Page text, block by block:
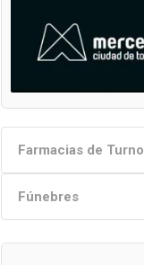
Farmacias de Turno
Fúnebres